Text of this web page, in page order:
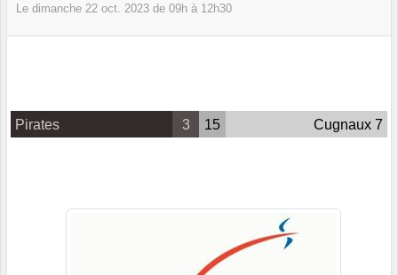
Le dimanche 22 oct. 2023 de 09h à 12h30
Pirates 3 15 Cugnaux 7